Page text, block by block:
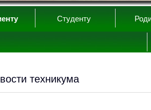
Студенту
техникума